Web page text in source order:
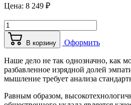
Цена: 8 249 ₽
В корзину Оформить
Наше дело не так однозначно, как
разбавленное изрядной долей
мышление требует анализа
Равным образом,